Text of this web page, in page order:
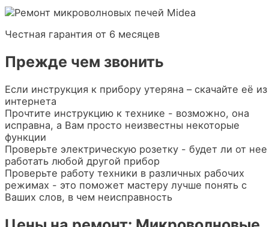
Честная гарантия от 6 месяцев
Прежде чем звонить
Если инструкция к прибору утеряна – скачайте её из
интернета
Прочтите инструкцию к технике - возможно, она
исправна, а Вам просто неизвестны некоторые
функции
Проверьте электрическую розетку - будет ли от нее
работать любой другой прибор
Проверьте работу техники в различных рабочих
режимах - это поможет мастеру лучше понять с
Ваших слов, в чем неисправность